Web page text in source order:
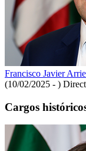
Francisco Javier
(10/02/2025 - )
Cargos